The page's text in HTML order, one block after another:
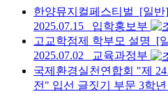
한양뮤지컬페스티벌
[일반]
2025.07.15
입학홍보부
고교학점제 학부모 설명
[
2025.07.02
교육과정부
국제환경실천연합회 "제
전" 입선 글짓기 부문 3학